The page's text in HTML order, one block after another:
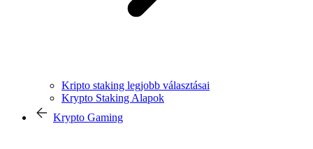
Kripto staking legjobb választásai
Krypto Staking Alapok
Krypto Gaming